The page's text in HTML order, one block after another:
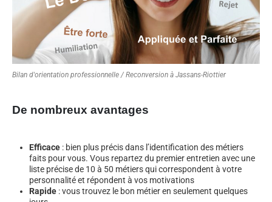
Bilan d'orientation professionnelle / Reconversion à Jassans-Riottier
De nombreux avantages
Efficace : bien plus précis dans l’identification des métiers
faits pour vous. Vous repartez du premier entretien avec une
liste précise de 10 à 50 métiers qui correspondent à votre
personnalité et répondent à vos motivations
Rapide : vous trouvez le bon métier en seulement quelques